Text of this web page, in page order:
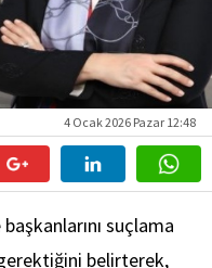
4 Ocak 2026 Pazar 12:48
suçlama
gerektiğini belirterek,